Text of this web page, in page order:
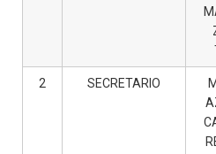
2 SECRETARIO